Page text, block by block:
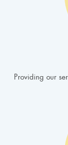
Providing our